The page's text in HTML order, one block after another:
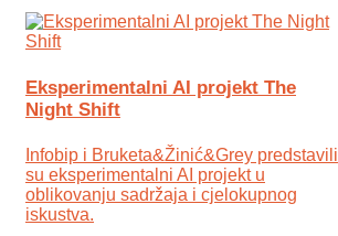
Eksperimentalni AI projekt The
Night Shift
Infobip i Bruketa&Žinić&Grey predstavili
su eksperimentalni AI projekt u
oblikovanju sadržaja i cjelokupnog
iskustva.